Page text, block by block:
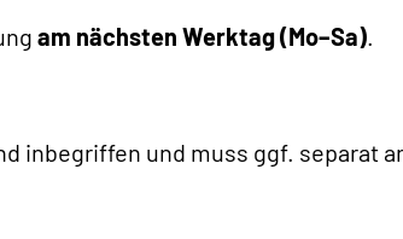
am nächsten Werktag (Mo–Sa).
inbegriffen und muss ggf. separat